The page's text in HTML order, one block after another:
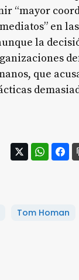
“mayor
en
la
que
Tom Homan